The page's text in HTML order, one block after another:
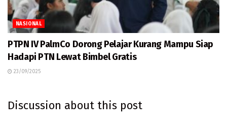
NASIONAL
PTPN IV PalmCo Dorong Pelajar Kurang Mampu Siap
Hadapi PTN Lewat Bimbel Gratis
23/09/2025
Discussion about this post